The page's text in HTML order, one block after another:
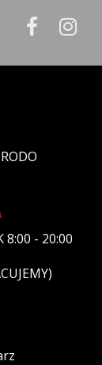
8:00 - 20:00